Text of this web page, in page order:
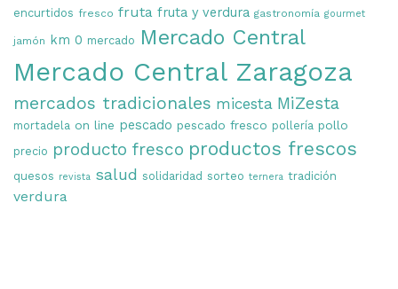
encurtidos fresco fruta fruta y verdura gastronomía gourmet
jamón km 0 mercado Mercado Central
Mercado Central Zaragoza
mercados tradicionales micesta MiZesta
mortadela on line pescado pescado fresco pollería pollo
precio producto fresco productos frescos
quesos revista salud solidaridad sorteo ternera tradición
verdura